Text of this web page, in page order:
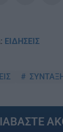
ΕΙΔΗΣΕΙΣ
ΣΥΝΤΑΞΗ